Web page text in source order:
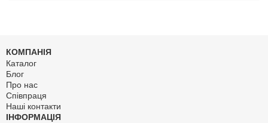
КОМПАНІЯ
Каталог
Блог
Про нас
Співпраця
Наші контакти
ІНФОРМАЦІЯ